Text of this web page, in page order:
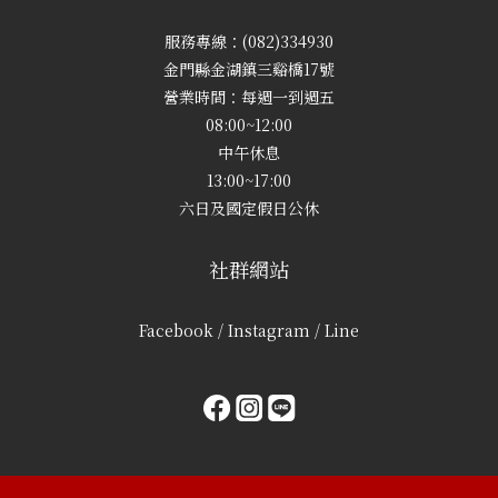
服務專線：(082)334930
金門縣金湖鎮三谿橋17號
營業時間：每週一到週五
08:00~12:00
中午休息
13:00~17:00
六日及國定假日公休
社群網站
Facebook / Instagram / Line